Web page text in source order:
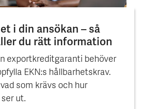
i din ansökan – så
du rätt information
exportkreditgaranti behöver
EKN:s hållbarhetskrav.
som krävs och hur
ut.